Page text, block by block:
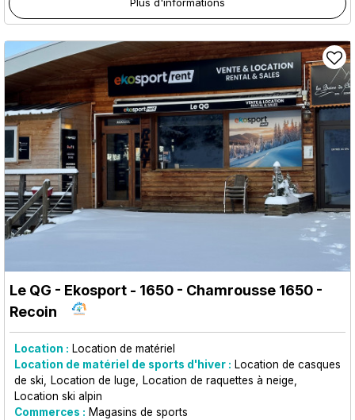
Le QG - Ekosport - 1650 - Chamrousse 1650 -
Recoin
Location : Location de matériel
Location de matériel de sports d'hiver : Location de casques
de ski
Location de luge
Location de raquettes à neige
Location ski alpin
Commerces : Magasins de sports